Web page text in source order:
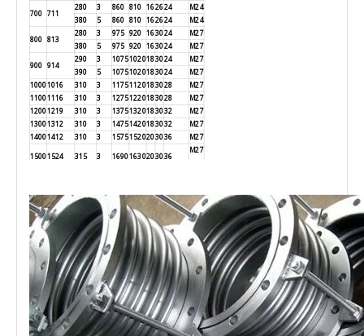
700 711
280 3 860 810 162624
M24
380
5 860 810 162624 M24
800 813
280 3 975 920 163024
M27
380
5 975 920 163024 M27
900 914
290 3 10751020183024
M27
390
5 10751020183024
M27
10001016 310 3 11751120183028
M27
11001116 310 3 12751220183028
M27
12001219 310 3 13751320183032
M27
13001312 310 3 14751420183032 M27
14001412 310 3 15751520203036 M27
15001524 315 3 16901630203036
M27